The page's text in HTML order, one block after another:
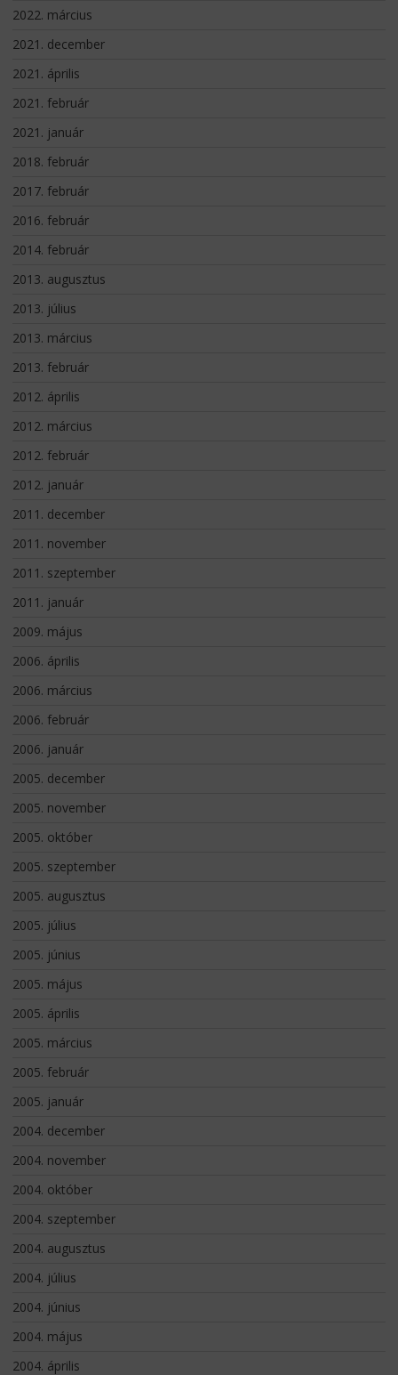
2022. március
2021. december
2021. április
2021. február
2021. január
2018. február
2017. február
2016. február
2014. február
2013. augusztus
2013. július
2013. március
2013. február
2012. április
2012. március
2012. február
2012. január
2011. december
2011. november
2011. szeptember
2011. január
2009. május
2006. április
2006. március
2006. február
2006. január
2005. december
2005. november
2005. október
2005. szeptember
2005. augusztus
2005. július
2005. június
2005. május
2005. április
2005. március
2005. február
2005. január
2004. december
2004. november
2004. október
2004. szeptember
2004. augusztus
2004. július
2004. június
2004. május
2004. április